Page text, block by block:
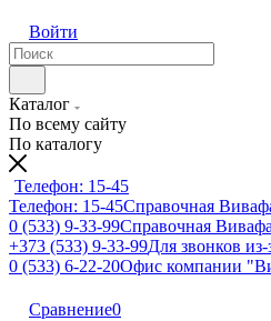
Войти
Каталог
По всему сайту
По каталогу
Телефон: 15-45
Телефон: 15-45Справочная
0 (533) 9-33-99Справочная
+373 (533) 9-33-99Для звонков из-
0 (533) 6-22-20Офис компании
Сравнение0